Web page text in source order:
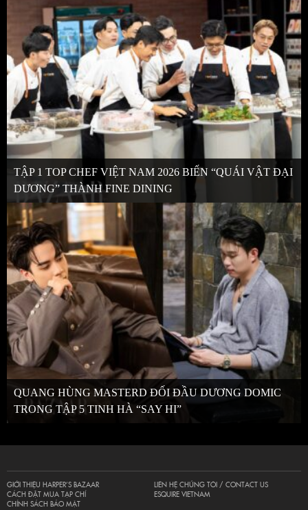
TẬP 1 TOP CHEF VIỆT NAM 2026 BIẾN “QUÁI VẬT ĐẠI
DƯƠNG” THÀNH FINE DINING
QUANG HÙNG MASTERD ĐỐI ĐẦU DƯƠNG DOMIC
TRONG TẬP 5 TINH HÀ “SAY HI”
GIỚI THIỆU HARPER’S BAZAAR
CÁCH ĐẶT MUA TẠP CHÍ
CHÍNH SÁCH BẢO MẬT
LIÊN HỆ CHÚNG TÔI / CONTACT US
ESQUIRE VIETNAM